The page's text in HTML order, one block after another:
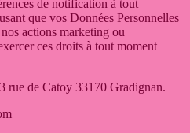
de notification à tout
que vos Données Personnelles
actions marketing ou
ces droits à tout moment
rue de Catoy 33170 Gradignan.